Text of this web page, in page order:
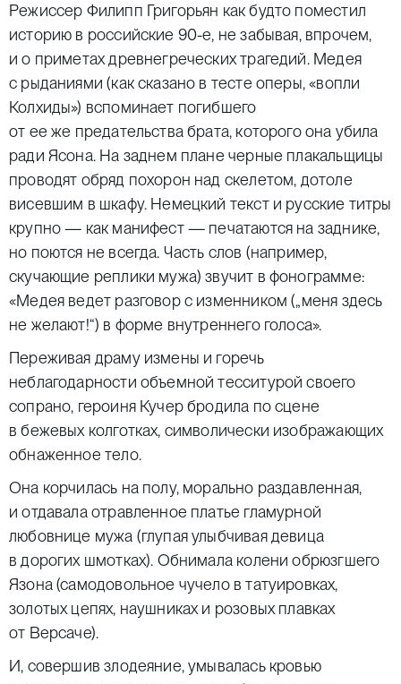
Режиссер Филипп Григорьян как будто поместил
историю в российские 90-е, не забывая, впрочем,
и о приметах древнегреческих трагедий. Медея
с рыданиями (как сказано в тесте оперы, «вопли
Колхиды») вспоминает погибшего
от ее же предательства брата, которого она убила
ради Ясона. На заднем плане черные плакальщицы
проводят обряд похорон над скелетом, дотоле
висевшим в шкафу. Немецкий текст и русские титры
крупно — как манифест — печатаются на заднике,
но поются не всегда. Часть слов (например,
скучающие реплики мужа) звучит в фонограмме:
«Медея ведет разговор с изменником („меня здесь
не желают!“) в форме внутреннего голоса».
Переживая драму измены и горечь
неблагодарности объемной тесситурой своего
сопрано, героиня Кучер бродила по сцене
в бежевых колготках, символически изображающих
обнаженное тело.
Она корчилась на полу, морально раздавленная,
и отдавала отравленное платье гламурной
любовнице мужа (глупая улыбчивая девица
в дорогих шмотках). Обнимала колени обрюзгшего
Язона (самодовольное чучело в татуировках,
золотых цепях, наушниках и розовых плавках
от Версаче).
И, совершив злодеяние, умывалась кровью